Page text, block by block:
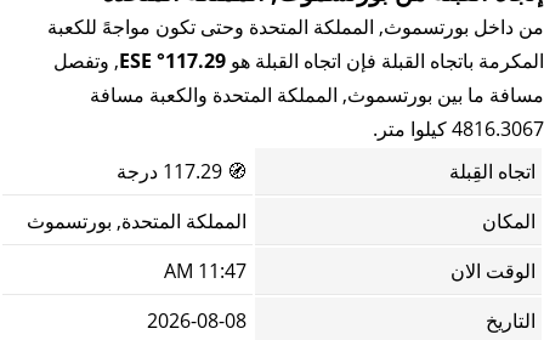
من داخل بورتسموث, المملكة المتحدة وحتى تكون مواجهً للكعبة
المكرمة باتجاه القبلة فإن اتجاه القبلة هو 117.29° ESE
, وتفصل
مسافة ما بين بورتسموث, المملكة المتحدة والكعبة مسافة
4816.3067 كيلوا متر.
اتجاه القِبلة
🧭
المكان
المملكة المتحدة, بورتسموث
الوقت الان
11:47 AM
التاريخ
2026-08-08